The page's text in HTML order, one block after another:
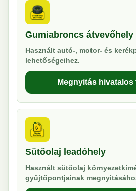
Gumiabroncs átvevőhely
Használt autó-, motor- és
lehetőségeihez.
Megnyitás hivatalos
Sütőolaj leadóhely
Használt sütőolaj
gyűjtőpontjainak